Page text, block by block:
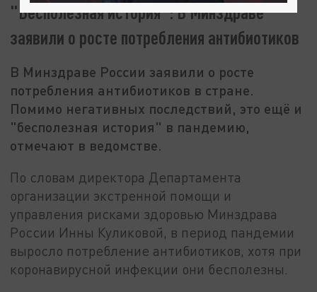
"Бесполезная история": В Минздраве
заявили о росте потребления антибиотиков
В Минздраве России заявили о росте
потребления антибиотиков в стране.
Помимо негативных последствий, это ещё и
"бесполезная история" в пандемию,
отмечают в ведомстве.
По словам директора Департамента
организации экстренной помощи и
управления рисками здоровью Минздрава
России Инны Куликовой, в период пандемии
выросло потребление антибиотиков, хотя при
коронавирусной инфекции они бесполезны.